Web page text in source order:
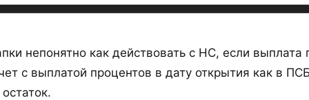
с даты открытия Счета,
«Первым» Счетом для
непонятно как действовать с НС, если выплата
с выплатой процентов в дату открытия как в